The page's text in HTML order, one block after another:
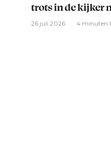
trots in de kijker
26 juli 2026 4 minuten